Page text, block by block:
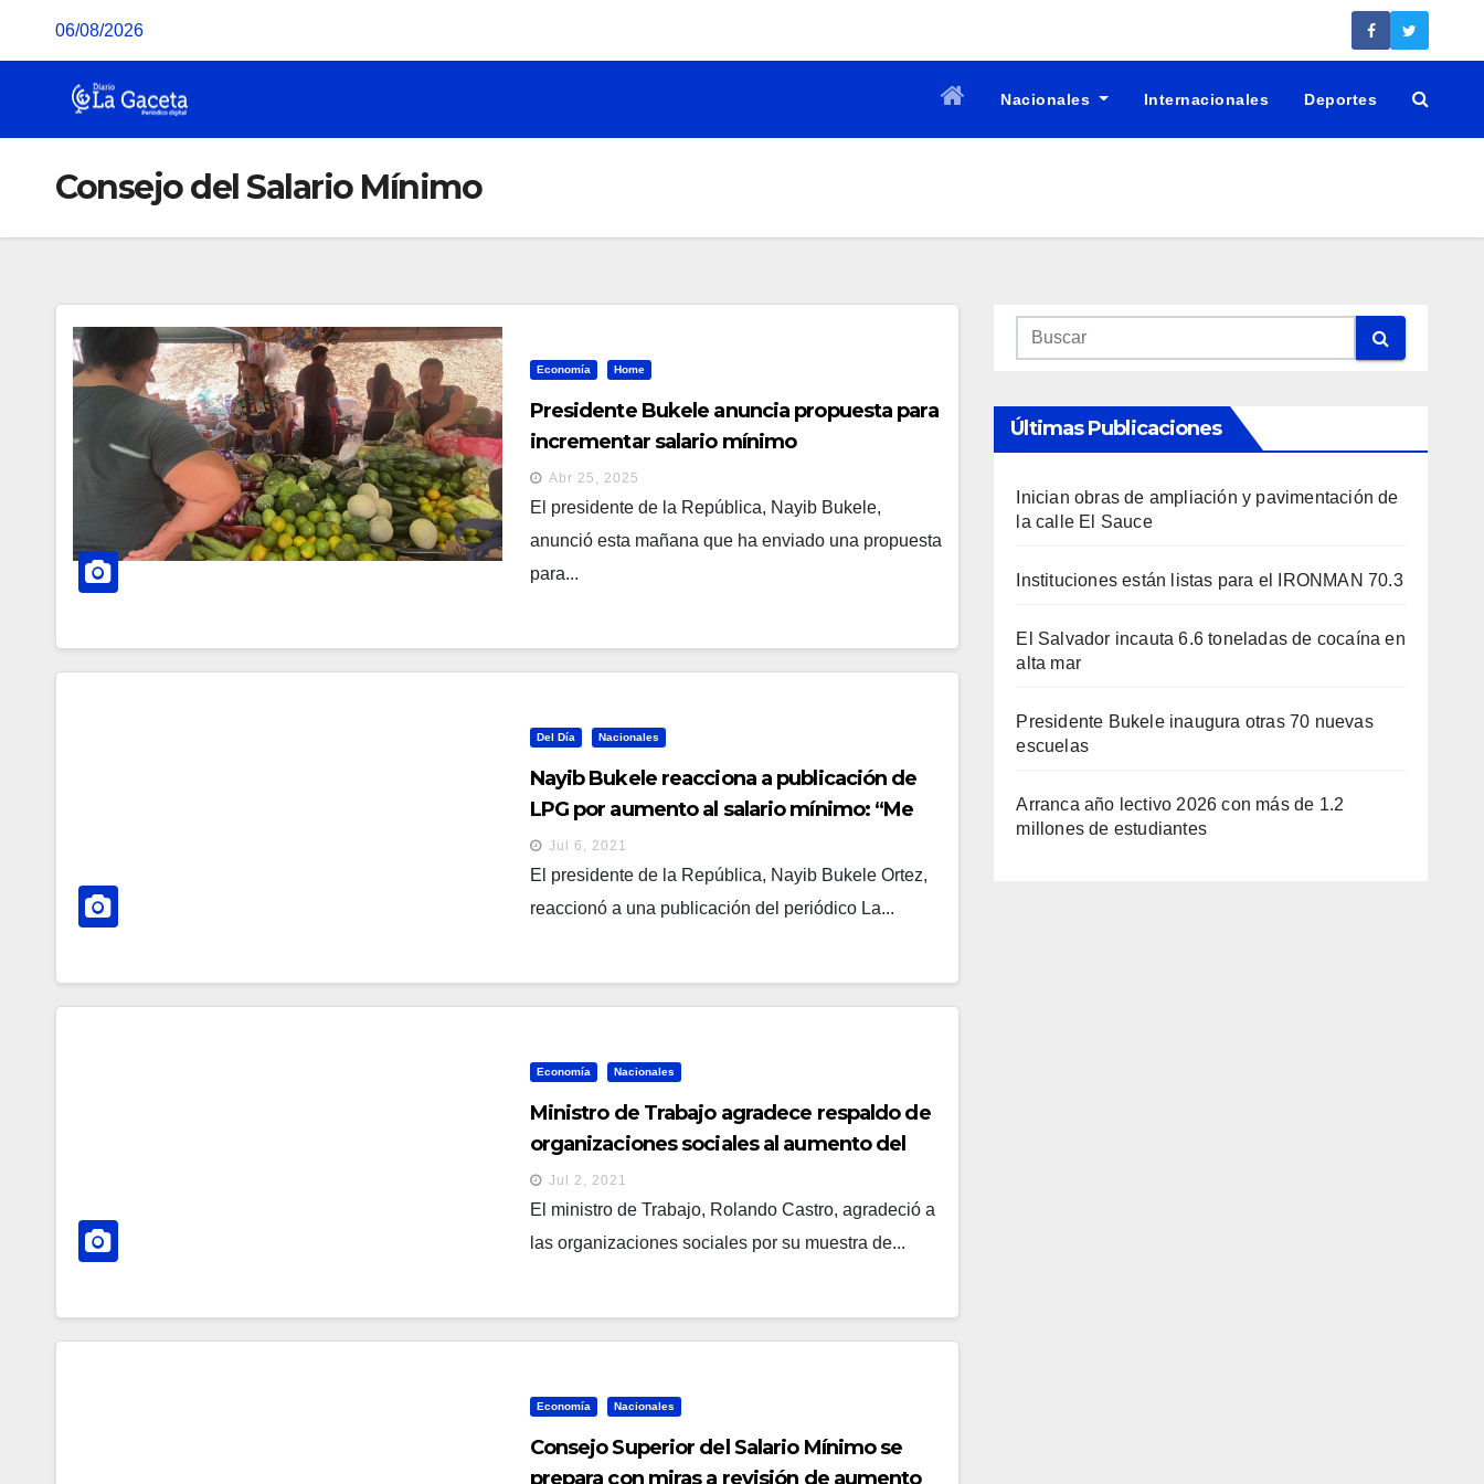
06/08/2026
Nacionales Internacionales Deportes
Consejo del Salario Mínimo
Economía Home
Presidente Bukele anuncia propuesta para
incrementar salario mínimo
Abr 25, 2025
El presidente de la República, Nayib Bukele,
anunció esta mañana que ha enviado una propuesta
para...
Del Día Nacionales
Nayib Bukele reacciona a publicación de
LPG por aumento al salario mínimo: “Me
alegra que ya estén aceptando la
necesidad de subirlo”
Jul 6, 2021
El presidente de la República, Nayib Bukele Ortez,
reaccionó a una publicación del periódico La...
Economía Nacionales
Ministro de Trabajo agradece respaldo de
organizaciones sociales al aumento del
salario mínimo
Jul 2, 2021
El ministro de Trabajo, Rolando Castro, agradeció a
las organizaciones sociales por su muestra de...
Economía Nacionales
Consejo Superior del Salario Mínimo se
prepara con miras a revisión de aumento
Últimas Publicaciones
Inician obras de ampliación y pavimentación de
la calle El Sauce
Instituciones están listas para el IRONMAN 70.3
El Salvador incauta 6.6 toneladas de cocaína en
alta mar
Presidente Bukele inaugura otras 70 nuevas
escuelas
Arranca año lectivo 2026 con más de 1.2
millones de estudiantes